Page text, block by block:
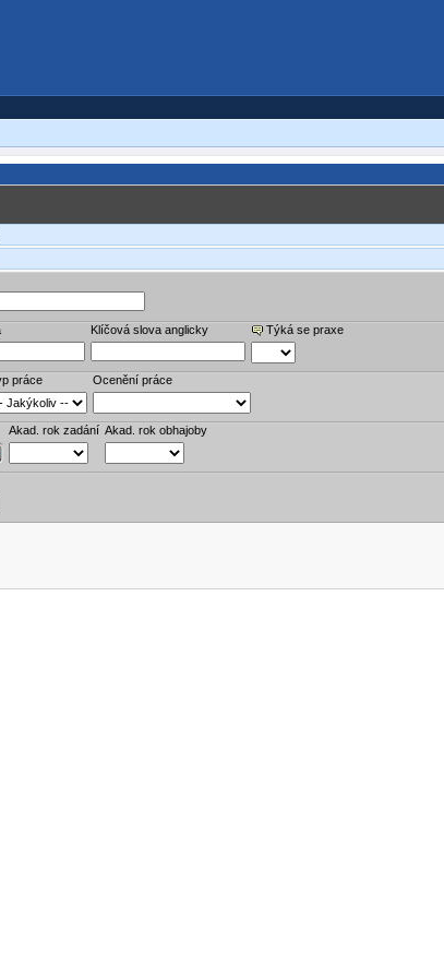
Klíčová slova anglicky Týká se praxe
práce Ocenění práce
Akad. rok zadání Akad. rok obhajoby